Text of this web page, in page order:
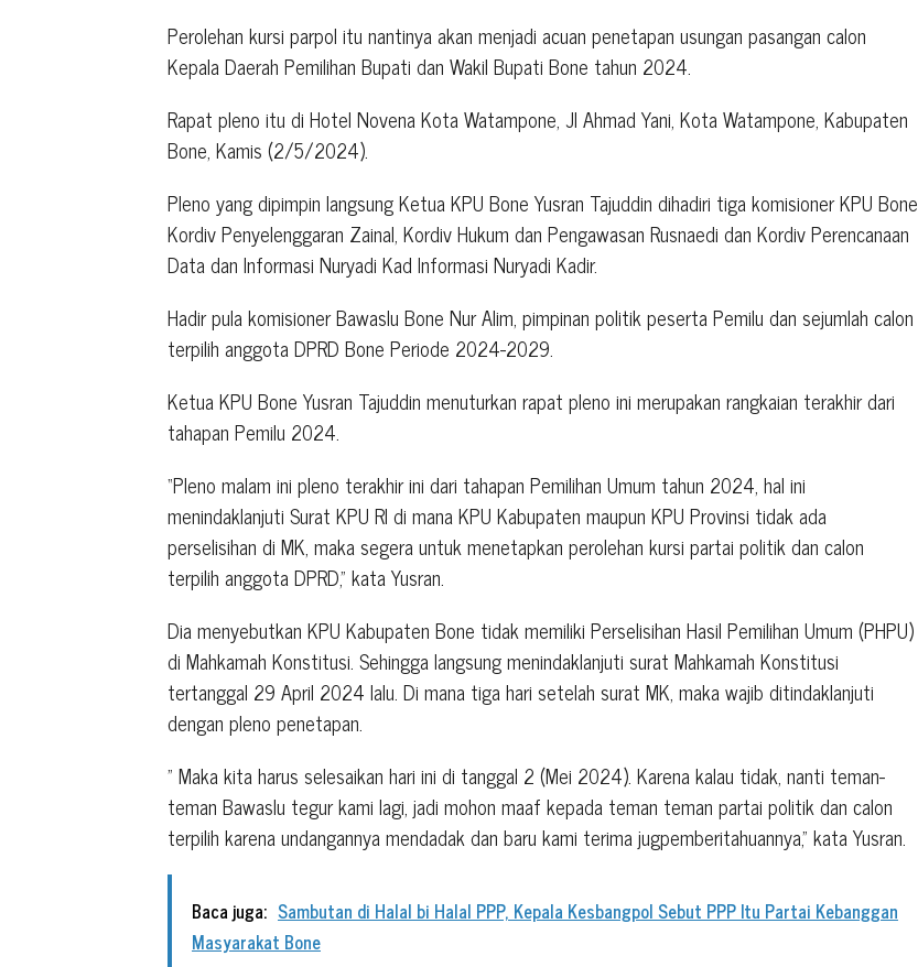
Perolehan kursi parpol itu nantinya akan menjadi acuan penetapan usungan pasangan calon
Kepala Daerah Pemilihan Bupati dan Wakil Bupati Bone tahun 2024.
Rapat pleno itu di Hotel Novena Kota Watampone, Jl Ahmad Yani, Kota Watampone, Kabupaten
Bone, Kamis (2/5/2024).
Pleno yang dipimpin langsung Ketua KPU Bone Yusran Tajuddin dihadiri tiga komisioner KPU Bone
Kordiv Penyelenggaran Zainal, Kordiv Hukum dan Pengawasan Rusnaedi dan Kordiv Perencanaan
Data dan Informasi Nuryadi Kad Informasi Nuryadi Kadir.
Hadir pula komisioner Bawaslu Bone Nur Alim, pimpinan politik peserta Pemilu dan sejumlah calon
terpilih anggota DPRD Bone Periode 2024-2029.
Ketua KPU Bone Yusran Tajuddin menuturkan rapat pleno ini merupakan rangkaian terakhir dari
tahapan Pemilu 2024.
“Pleno malam ini pleno terakhir ini dari tahapan Pemilihan Umum tahun 2024, hal ini
menindaklanjuti Surat KPU RI di mana KPU Kabupaten maupun KPU Provinsi tidak ada
perselisihan di MK, maka segera untuk menetapkan perolehan kursi partai politik dan calon
terpilih anggota DPRD,” kata Yusran.
Dia menyebutkan KPU Kabupaten Bone tidak memiliki Perselisihan Hasil Pemilihan Umum (PHPU)
di Mahkamah Konstitusi. Sehingga langsung menindaklanjuti surat Mahkamah Konstitusi
tertanggal 29 April 2024 lalu. Di mana tiga hari setelah surat MK, maka wajib ditindaklanjuti
dengan pleno penetapan.
” Maka kita harus selesaikan hari ini di tanggal 2 (Mei 2024). Karena kalau tidak, nanti teman-
teman Bawaslu tegur kami lagi, jadi mohon maaf kepada teman teman partai politik dan calon
terpilih karena undangannya mendadak dan baru kami terima jugpemberitahuannya,” kata Yusran.
Baca juga: Sambutan di Halal bi Halal PPP, Kepala Kesbangpol Sebut PPP Itu Partai Kebanggan
Masyarakat Bone